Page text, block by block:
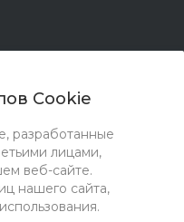
Cookie
разработанные
лицами,
веб-сайте.
нашего сайта,